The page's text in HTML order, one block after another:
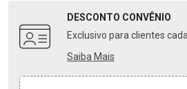
DESCONTO CONVÊNIO
Exclusivo para clientes
Saiba Mais